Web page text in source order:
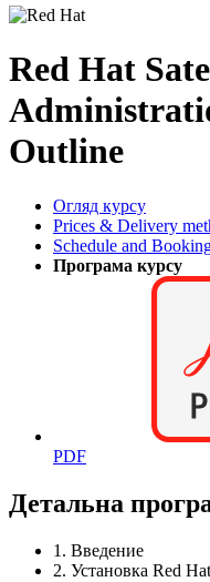
Red Hat
Outline
Огляд курсу
Prices & Delivery
Schedule and
Програма курсу
PDF
Детальна
1. Введение
2. Установка Red